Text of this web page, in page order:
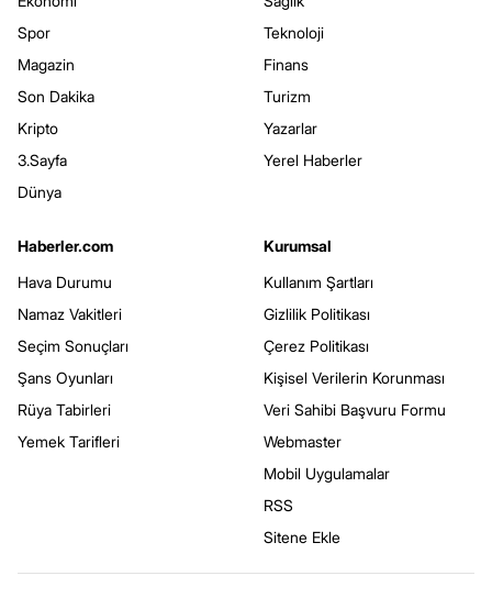
Spor
Magazin
Son Dakika
Kripto
3.Sayfa
Dünya
Teknoloji
Finans
Turizm
Yazarlar
Yerel Haberler
Haberler.com
Hava Durumu
Namaz Vakitleri
Seçim Sonuçları
Şans Oyunları
Rüya Tabirleri
Yemek Tarifleri
Kurumsal
Kullanım Şartları
Gizlilik Politikası
Çerez Politikası
Kişisel Verilerin Korunması
Veri Sahibi Başvuru Formu
Webmaster
Mobil Uygulamalar
RSS
Sitene Ekle